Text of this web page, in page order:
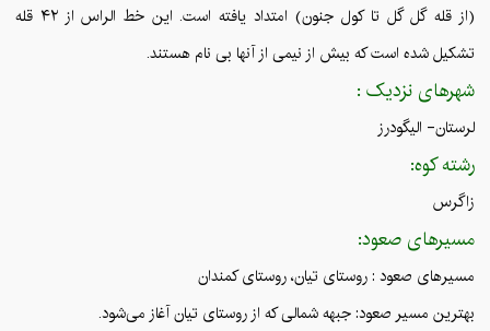
(از قله گل گل تا کول جنون) امتداد یافته است. این خط الراس از ۴۲ قله
تشکیل شده است که بیش از نیمی از آنها بی نام هستند.
شهرهای نزدیک :
لرستان- الیگودرز
رشته کوه:
زاگرس
مسیرهای صعود:
مسیرهای صعود : روستای تیان، روستای کمندان
بهترین مسیر صعود: جبهه شمالی که از روستای تیان آغاز می‌شود.